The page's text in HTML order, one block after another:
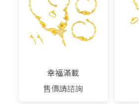
幸福滿載
售價請諮詢